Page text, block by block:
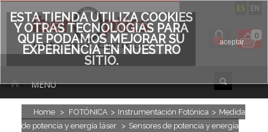
ES EN
0
MENU
Home > FOTÓNICA > Instrumentación Fotónica > Medida
de potencia y energía láser > Sensores de potencia y energía
ESTA TIENDA UTILIZA COOKIES
Y OTRAS TECNOLOGÍAS PARA
QUE PODAMOS MEJORAR SU
EXPERIENCIA EN NUESTRO
SITIO.
aceptar